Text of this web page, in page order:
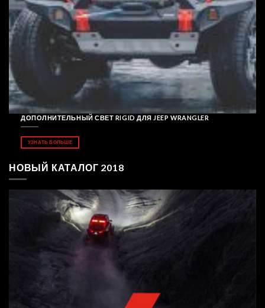
ДОПОЛНИТЕЛЬНЫЙ СВЕТ RIGID ДЛЯ JEEP WRANGLER
УЗНАТЬ БОЛЬШЕ
НОВЫЙ КАТАЛОГ 2018